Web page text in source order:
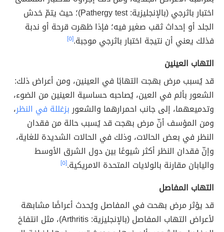
اختبار باثرجي (بالإنجليزية: Pathergy test)؛ حيث يتمّ خدش
الجلد أو إحداث ثقب صغير فيه؛ فإذا ظهرت قرحة أو ندبة
فذلك يعني أن نتيجة اختبار باثرجي موجبة.[٥]
التهاب العينين
قد يُسبب مرض بهجت التهابًا في العينين، ومن أعراض ذلك:
الشعور بألم في العين، يُصاحبه حساسية العينين من الضوء،
وتدميعهما، إلى جانب احمرارهما والشعوربزغللة في النظر،
ومن المؤسف أنّ مرض بهجت قد يُسبب حالة من فقدان
النظر في بعض الحالات، وذلك في الحالات الشديدة للغاية،
وإنّ فقدان النظر أكثر شيوعًا بين دول الشرق الأوسط
واليابان مقارنة بالولايات المتحدة الامريكية.[٥]
التهاب المفاصل
قد يؤثر مرض بهحت في المفاصل ويُحدث أعراضًا مشابهة
لأعراض التهاب المفاصل (بالإنجليزية: Arthritis)، مثل انتفاخ